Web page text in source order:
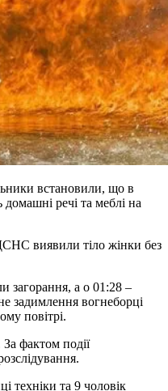
встановили, що в
речі та меблі на
ДСНС виявили тіло жінки без
загорання, а о 01:28 –
задимлення вогнеборці
повітрі.
фактом події
техніки та 9 чоловік